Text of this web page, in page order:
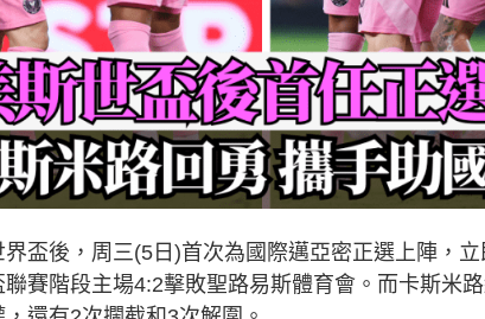
界盃後，周三(5日)首次為國際邁亞密正選上陣，
聯賽階段主場4:2擊敗聖路易斯體育會。而卡斯米